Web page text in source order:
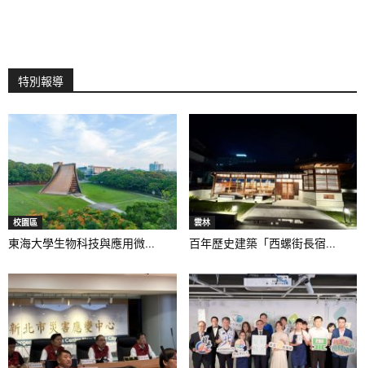
特別報導
校園區
東海大學生物科技與應用微...
雲林
百年歷史建築「西螺街長宿...